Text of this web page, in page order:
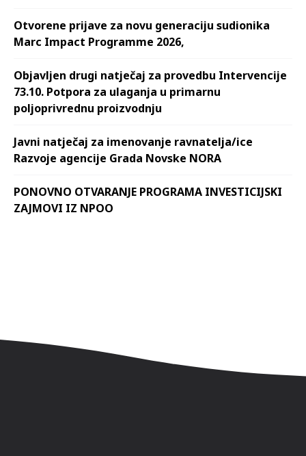
Otvorene prijave za novu generaciju sudionika
Marc Impact Programme 2026,
Objavljen drugi natječaj za provedbu Intervencije
73.10. Potpora za ulaganja u primarnu
poljoprivrednu proizvodnju
Javni natječaj za imenovanje ravnatelja/ice
Razvoje agencije Grada Novske NORA
PONOVNO OTVARANJE PROGRAMA INVESTICIJSKI
ZAJMOVI IZ NPOO